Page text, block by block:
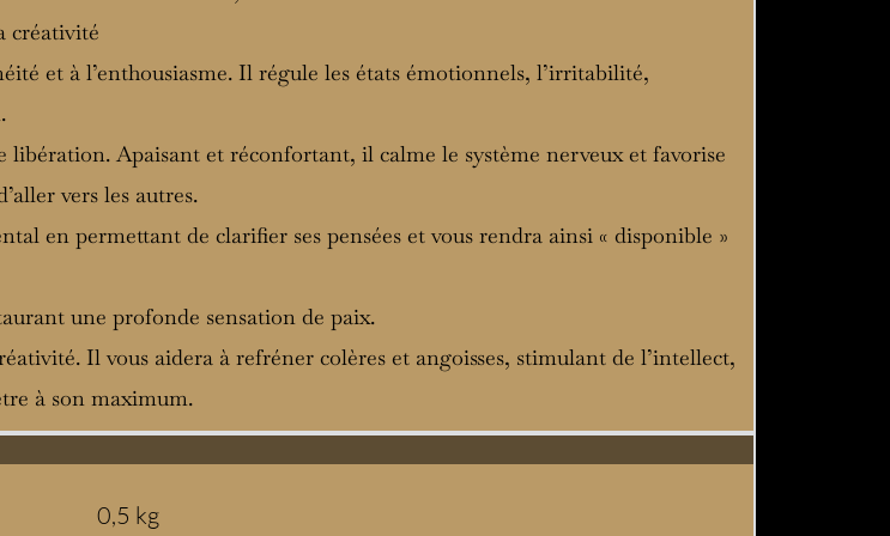
créativité
et à l’enthousiasme. Il régule les états émotionnels, l’irritabilité,
Apaisant et réconfortant, il calme le système nerveux et favorise
vers les autres.
en permettant de clarifier ses pensées et vous rendra ainsi « disponible »
une profonde sensation de paix.
Il vous aidera à refréner colères et angoisses, stimulant de l’intellect,
à son maximum.
0,5 kg